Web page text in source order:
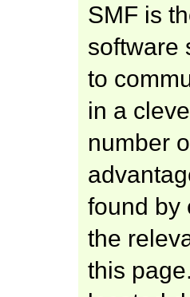
SMF is
software
to
in a
number
found by
the
this